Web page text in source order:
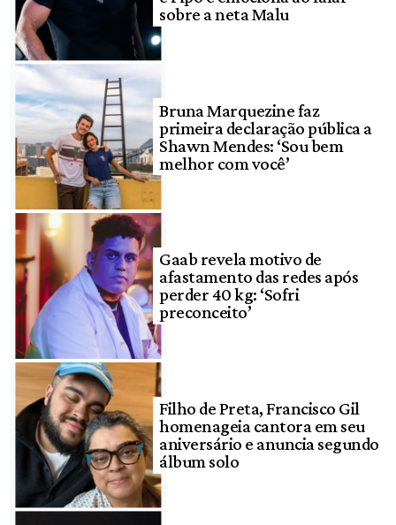
sobre a neta Malu
Bruna Marquezine faz
primeira declaração pública a
Shawn Mendes: ‘Sou bem
melhor com você’
Gaab revela motivo de
afastamento das redes após
perder 40 kg: ‘Sofri
preconceito’
Filho de Preta, Francisco Gil
homenageia cantora em seu
aniversário e anuncia segundo
álbum solo